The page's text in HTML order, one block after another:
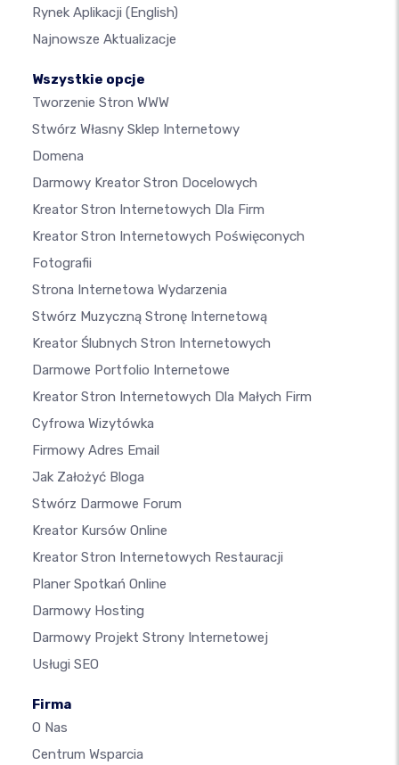
Rynek Aplikacji (English)
Najnowsze Aktualizacje
Wszystkie opcje
Tworzenie Stron WWW
Stwórz Własny Sklep Internetowy
Domena
Darmowy Kreator Stron Docelowych
Kreator Stron Internetowych Dla Firm
Kreator Stron Internetowych Poświęconych
Fotografii
Strona Internetowa Wydarzenia
Stwórz Muzyczną Stronę Internetową
Kreator Ślubnych Stron Internetowych
Darmowe Portfolio Internetowe
Kreator Stron Internetowych Dla Małych Firm
Cyfrowa Wizytówka
Firmowy Adres Email
Jak Założyć Bloga
Stwórz Darmowe Forum
Kreator Kursów Online
Kreator Stron Internetowych Restauracji
Planer Spotkań Online
Darmowy Hosting
Darmowy Projekt Strony Internetowej
Usługi SEO
Firma
O Nas
Centrum Wsparcia